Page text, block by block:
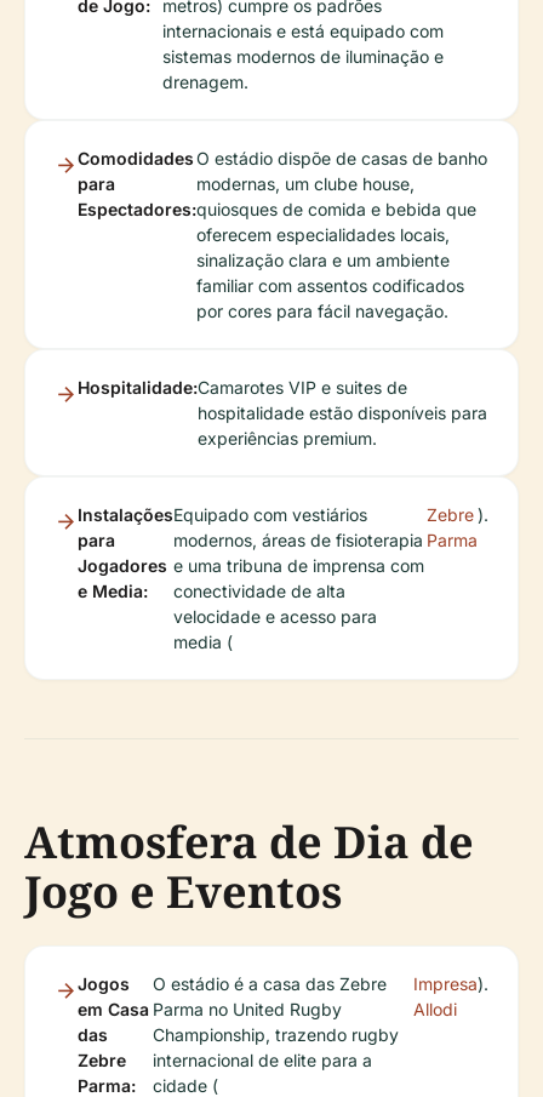
de Jogo:
metros) cumpre os padrões
internacionais e está equipado com
sistemas modernos de iluminação e
drenagem.
Comodidades
para
Espectadores:
O estádio dispõe de casas de banho
modernas, um clube house,
quiosques de comida e bebida que
oferecem especialidades locais,
sinalização clara e um ambiente
familiar com assentos codificados
por cores para fácil navegação.
Hospitalidade:Camarotes VIP e suites de
hospitalidade estão disponíveis para
experiências premium.
Instalações
para
Jogadores
e Media:
Equipado com vestiários
modernos, áreas de fisioterapia
e uma tribuna de imprensa com
conectividade de alta
velocidade e acesso para
media (
Zebre
Parma
).
Atmosfera de Dia de
Jogo e Eventos
Jogos
em Casa
das
Zebre
Parma:
O estádio é a casa das Zebre
Parma no United Rugby
Championship, trazendo rugby
internacional de elite para a
cidade (
Impresa
Allodi
).